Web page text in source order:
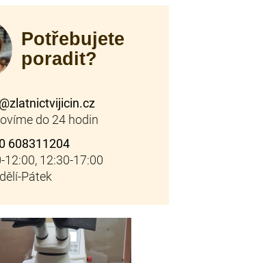
Potřebujete
poradit?
@zlatnictvijicin.cz
608311204